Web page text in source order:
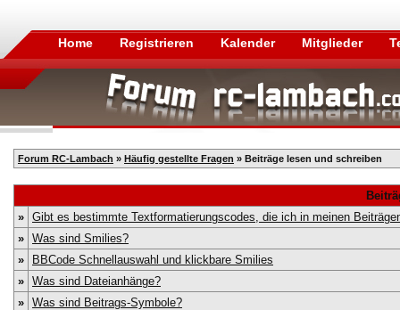
Home Registrieren Kalender Mitglieder
Forum RC-Lambach » Häufig gestellte Fragen » Beiträge lesen und schreiben
» Gibt es bestimmte Textformatierungscodes, die ich in meinen
» Was sind Smilies?
»
BBCode Schnellauswahl und klickbare Smilies
» Was sind Dateianhänge?
» Was sind Beitrags-Symbole?